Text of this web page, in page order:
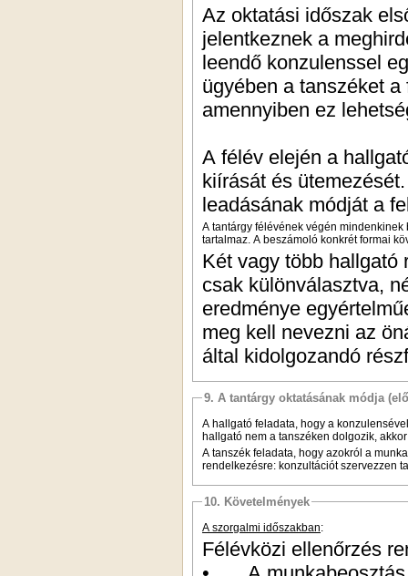
Az oktatási időszak
jelentkeznek a
leendő konzulenssel
ügyében a tanszéket
amennyiben ez
A félév elején a
kiírását és
leadásának módját a
A tantárgy félévének végén
tartalmaz. A beszámoló konkrét formai
Két vagy több hallgató
csak különválasztva,
eredménye
meg kell nevezni az
által kidolgozandó
9. A tantárgy oktatásának módja
A hallgató feladata, hogy a
hallgató nem a tanszéken dolgozik,
A tanszék feladata, hogy azokról a
rendelkezésre: konzultációt szervezzen
10. Követelmények
A szorgalmi időszakban:
Félévközi ellenőrzés